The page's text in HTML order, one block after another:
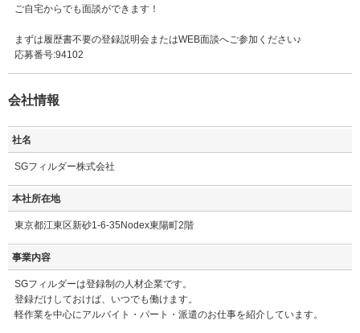
ご自宅からでも面談ができます！
まずは履歴書不要の登録説明会またはWEB面談へご参加ください♪
応募番号:94102
会社情報
社名
SGフィルダー株式会社
本社所在地
東京都江東区新砂1-6-35Nodex東陽町2階
事業内容
SGフィルダーは登録制の人材企業です。
登録だけしておけば、いつでも働けます。
軽作業を中心にアルバイト・パート・派遣のお仕事を紹介しています。